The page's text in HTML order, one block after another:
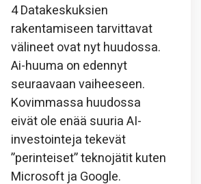
4 Datakeskuksien
rakentamiseen tarvittavat
välineet ovat nyt huudossa.
Ai-huuma on edennyt
seuraavaan vaiheeseen.
Kovimmassa huudossa
eivät ole enää suuria AI-
investointeja tekevät
”perinteiset” teknojätit kuten
Microsoft ja Google.